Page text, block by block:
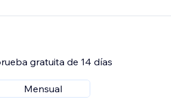
gratuita de 14 días
Mensual